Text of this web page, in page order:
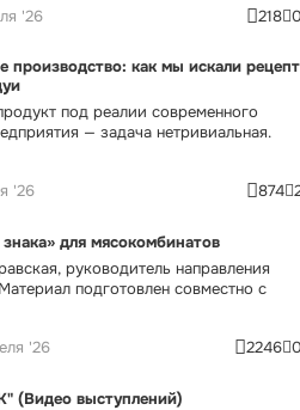
'26 218
как мы искали рецепт
под реалии современного
— задача нетривиальная.
'26 874
для мясокомбинатов
руководитель направления
подготовлен совместно с
'26 2246
(Видео выступлений)